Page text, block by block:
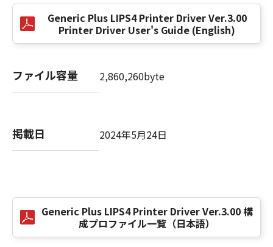
(3) お客様が本契約書のいずれかの条項に違反
した場合、本契約書は直ちに終了します。
(4) お客様は、上記(3)によって本契約書が終了
びその複製物のすべてを廃棄または消去するも
のとします。
定は、本契約書の終了後も効力を有します。
関また団体を意味します。もしお客様が米国政
府エンドユーザーである場合、以下の規定が適
用されます：The SOFTWARE is a "commercial
Generic Plus LIPS4 Printer Driver Ver.3.00
Printer Driver User's Guide (English)
ファイル容量 2,860,260byte
掲載日 2024年5月24日
Generic Plus LIPS4 Printer Driver Ver.3.00 構
成プロファイル一覧（日本語）